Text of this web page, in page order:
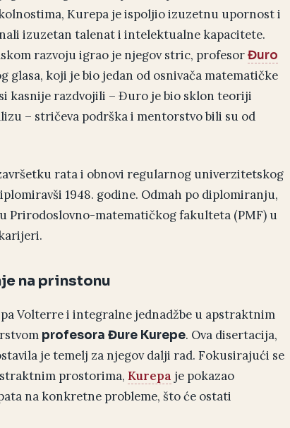
Kurepa je ispoljio izuzetnu upornost i
izuzetan talenat i intelektualne kapacitete.
razvoju igrao je njegov stric, profesorĐuro
glasa, koji je bio jedan od osnivača matematičke
kasnije razdvojili – Đuro je bio sklon teoriji
– stričeva podrška i mentorstvo bili su od
rata i obnovi regularnog univerzitetskog
1948. godine. Odmah po diplomiranju,
Prirodoslovno-matematičkog fakulteta (PMF) u
na prinstonu
Volterre i integralne jednadžbe u apstraktnim
profesora Đure Kurepe. Ova disertacija,
je temelj za njegov dalji rad. Fokusirajući se
prostorima, Kurepa je pokazao
na konkretne probleme, što će ostati